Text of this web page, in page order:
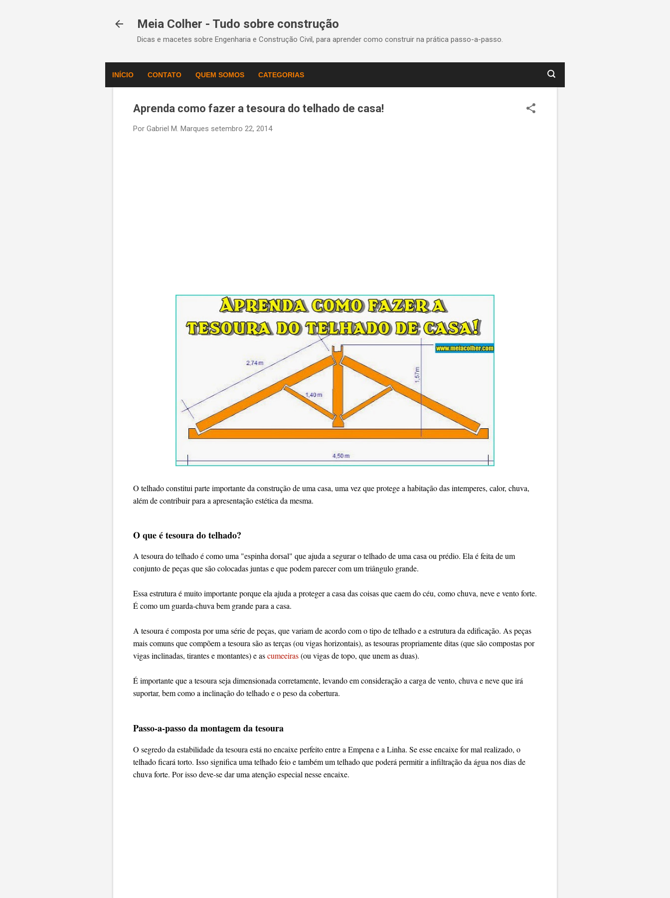
Meia Colher - Tudo sobre construção
Dicas e macetes sobre Engenharia e Construção Civil, para aprender como construir na prática passo-a-passo.
INÍCIO CONTATO QUEM SOMOS CATEGORIAS
Aprenda como fazer a tesoura do telhado de casa!
Por Gabriel M. Marques setembro 22, 2014
O telhado constitui parte importante da construção de uma casa, uma vez que protege a habitação das intemperes, calor, chuva,
além de contribuir para a apresentação estética da mesma.
O que é tesoura do telhado?
A tesoura do telhado é como uma "espinha dorsal" que ajuda a segurar o telhado de uma casa ou prédio. Ela é feita de um
conjunto de peças que são colocadas juntas e que podem parecer com um triângulo grande.
Essa estrutura é muito importante porque ela ajuda a proteger a casa das coisas que caem do céu, como chuva, neve e vento forte.
É como um guarda-chuva bem grande para a casa.
A tesoura é composta por uma série de peças, que variam de acordo com o tipo de telhado e a estrutura da edificação. As peças
mais comuns que compõem a tesoura são as terças (ou vigas horizontais), as tesouras propriamente ditas (que são compostas por
vigas inclinadas, tirantes e montantes) e ascumeeiras(ou vigas de topo, que unem as duas).
É importante que a tesoura seja dimensionada corretamente, levando em consideração a carga de vento, chuva e neve que irá
suportar, bem como a inclinação do telhado e o peso da cobertura.
Passo-a-passo da montagem da tesoura
O segredo da estabilidade da tesoura está no encaixe perfeito entre a Empena e a Linha. Se esse encaixe for mal realizado, o
telhado ficará torto. Isso significa uma telhado feio e também um telhado que poderá permitir a infiltração da água nos dias de
chuva forte. Por isso deve-se dar uma atenção especial nesse encaixe.